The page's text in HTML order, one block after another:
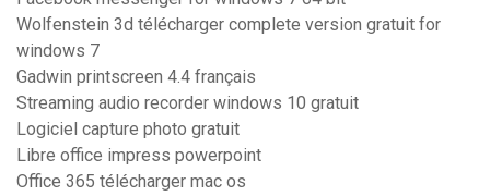
Wolfenstein 3d télécharger complete version gratuit for
windows 7
Gadwin printscreen 4.4 français
Streaming audio recorder windows 10 gratuit
Logiciel capture photo gratuit
Libre office impress powerpoint
Office 365 télécharger mac os